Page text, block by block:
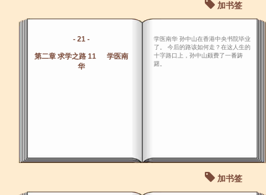
加书签
- 21 -
第二章 求学之路 11 学医南
华
学医南华 孙中山在香港中央书院毕业
了。 今后的路该如何走？在这人生的
十字路口上，孙中山颇费了一番踌
躇。
加书签